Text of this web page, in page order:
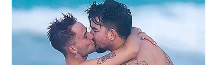
WAHANA
KONSUMEN